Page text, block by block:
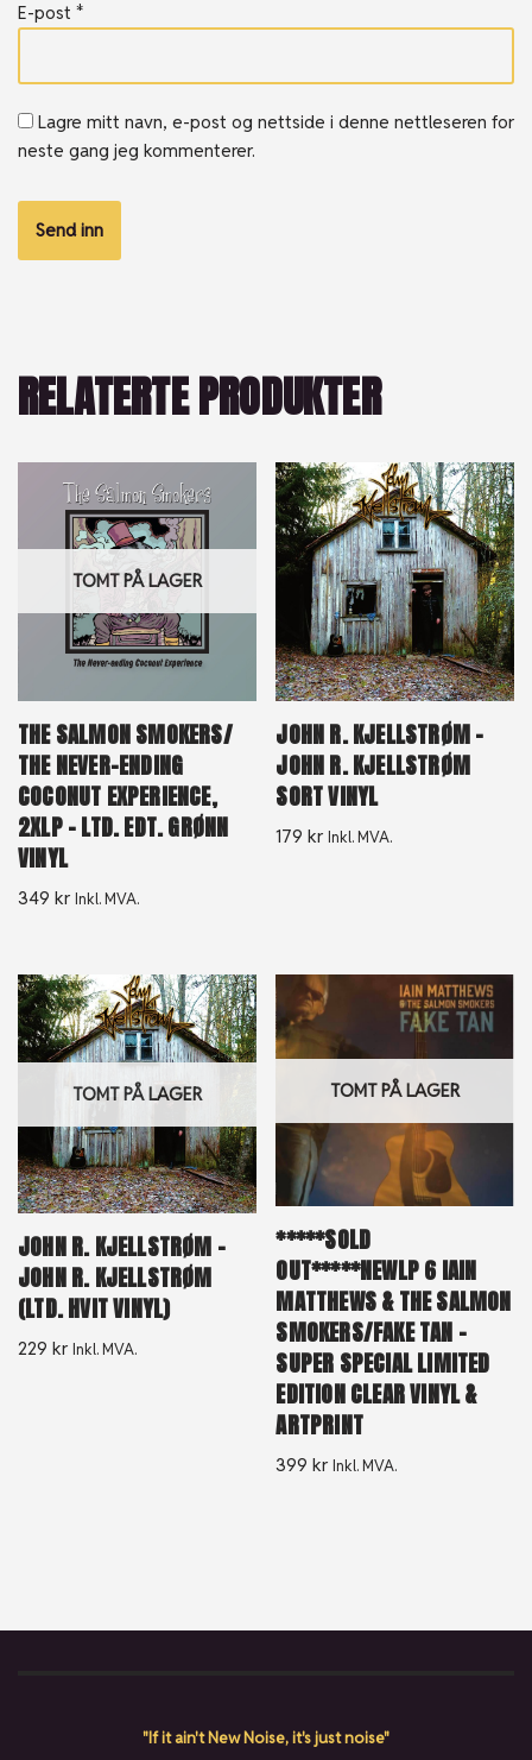
E-post *
Lagre mitt navn, e-post og nettside i denne nettleseren for
neste gang jeg kommenterer.
RELATERTE PRODUKTER
TOMT PÅ LAGER
THE SALMON SMOKERS/
THE NEVER-ENDING
COCONUT EXPERIENCE,
2XLP – LTD. EDT. GRØNN
VINYL
349 kr Inkl. MVA.
JOHN R. KJELLSTRØM –
JOHN R. KJELLSTRØM
SORT VINYL
179kr Inkl. MVA.
TOMT PÅ LAGER
JOHN R. KJELLSTRØM –
JOHN R. KJELLSTRØM
(LTD. HVIT VINYL)
229 kr Inkl. MVA.
TOMT PÅ LAGER
*****SOLD
OUT*****NEWLP 6 IAIN
MATTHEWS & THE SALMON
SMOKERS/FAKE TAN –
SUPER SPECIAL LIMITED
EDITION CLEAR VINYL &
ARTPRINT
399kr Inkl. MVA.
"If it ain't New Noise, it's just noise"